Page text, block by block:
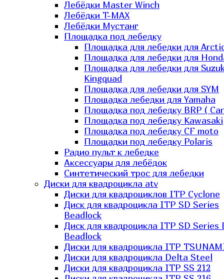
Лебёдки Master Winch
Лебёдки T-MAX
Лебёдки Мустанг
Площадка под лебедку
Площадка для лебедки для
Площадка для лебедки для
Площадка для лебедки для
Kingquad
Площадка для лебедки для SYM
Площадка лебедки для Yamaha
Площадка под лебедку BRP (
Площадка под лебедку Kawasaki
Площадка под лебедку СF moto
Площадки под лебедку Polaris
Радио пульт к лебедке
Аксессуары для лебёдок
Синтетический трос для лебедки
Диски для квадроцикла atv
Диски для квадроциклов ITP Cyclone
Диск для квадроцикла ITP SD Series
Beadlock
Диск для квадроцикла ITP SD Series
Beadlock
Диски для квадроцикла ITP
Диски для квадроцикла Delta Steel
Диски для квадроцикла ITP SS 212